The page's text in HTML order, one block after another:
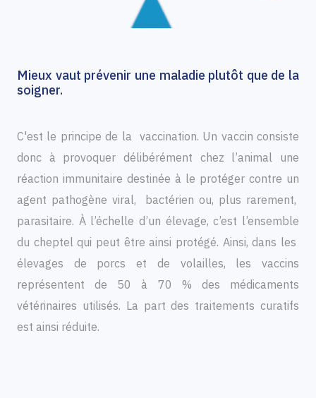
Mieux vaut prévenir une maladie plutôt que de la
soigner.
C'est le principe de la vaccination. Un vaccin consiste
donc à provoquer délibérément chez l’animal une
réaction immunitaire destinée à le protéger contre un
agent pathogène viral, bactérien ou, plus rarement,
parasitaire. À l’échelle d’un élevage, c’est l’ensemble
du cheptel qui peut être ainsi protégé. Ainsi, dans les
élevages de porcs et de volailles, les vaccins
représentent de 50 à 70 % des médicaments
vétérinaires utilisés. La part des traitements curatifs
est ainsi réduite.